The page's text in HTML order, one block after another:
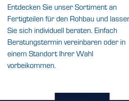
Entdecken Sie unser Sortiment an
Fertigteilen für den Rohbau und
Sie sich individuell beraten. Einfach
Beratungstermin vereinbaren oder in
einem Standort Ihrer Wahl
vorbeikommen.